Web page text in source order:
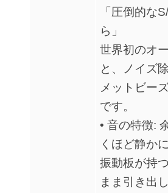
「圧倒的な
ら」
世界初のオ
と、ノイズ
メットビー
です。
• 音の特徴:
くほど静か
振動板が持
まま引き出